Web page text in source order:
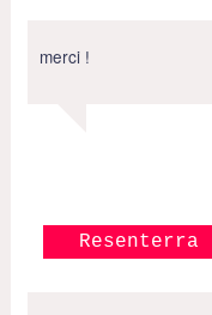
merci !
Resenterra